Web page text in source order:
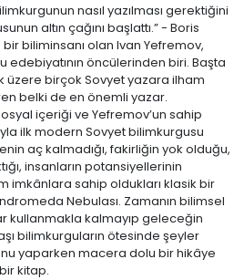
nasıl yazılması gerektiğini
altın çağını başlattı.” - Boris
biliminsanı olan Ivan Yefremov,
edebiyatının öncülerinden biri. Başta
üzere birçok Sovyet yazara ilham
belki de en önemli yazar.
içeriği ve Yefremov’un sahip
ilk modern Sovyet bilimkurgusu
aç kalmadığı, fakirliğin yok olduğu,
insanların potansiyellerinin
imkânlara sahip oldukları klasik bir
Nebulası. Zamanın bilimsel
kullanmakla kalmayıp geleceğin
bilimkurguların ötesinde şeyler
yaparken macera dolu bir hikâye
kitap.